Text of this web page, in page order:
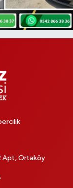
Apt, Ortaköy